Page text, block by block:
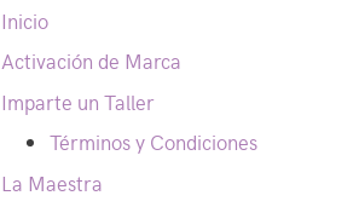
Inicio
Activación de Marca
Imparte un Taller
Términos y Condiciones
La Maestra